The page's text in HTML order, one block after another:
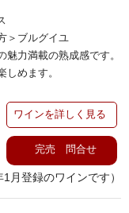
＞ブルグイユ
魅力満載の熟成感です。
しめます。
ワインを詳しく見る
完売 問合せ
1月登録のワインです）